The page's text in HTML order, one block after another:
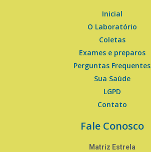
Inicial
O Laboratório
Coletas
Exames e preparos
Perguntas Frequentes
Sua Saúde
LGPD
Contato
Fale Conosco
Matriz Estrela